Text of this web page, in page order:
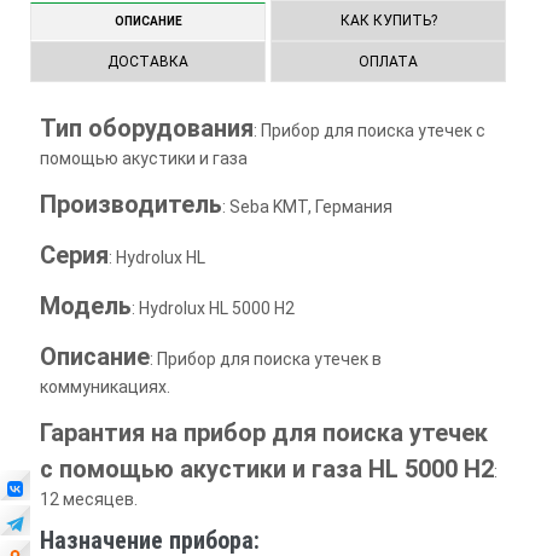
ОПИСАНИЕ КАК КУПИТЬ?
ДОСТАВКА ОПЛАТА
Тип оборудования: Прибор для поиска утечек с
помощью акустики и газа
Производитель: Seba KMT, Германия
Серия: Hydrolux HL
Модель: Hydrolux HL 5000 H2
Описание: Прибор для поиска утечек в
коммуникациях.
Гарантия на прибор для поиска утечек
с помощью акустики и газа HL 5000 H2:
12 месяцев.
Назначение прибора: